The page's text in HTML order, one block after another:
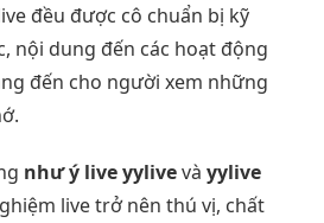
đều được cô chuẩn bị kỹ
nội dung đến các hoạt động
đến cho người xem những
như ý live yylivevàyylive
live trở nên thú vị, chất